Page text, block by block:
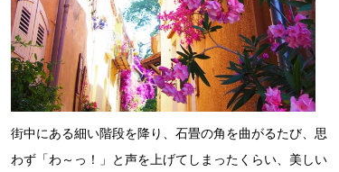
街中にある細い階段を降り、石畳の角を曲がるたび、思
わず「わ～っ！」と声を上げてしまったくらい、美しい